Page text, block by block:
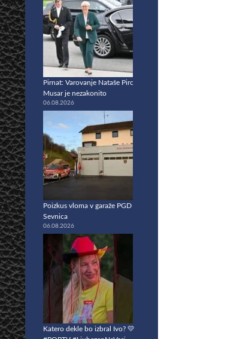
Pirnat: Varovanje Nataše Pirc
Musar je nezakonito
06.08.2026
Poizkus vloma v garaže PGD
Sevnica
06.08.2026
Katero dekle bo izbral Ivo? 💛